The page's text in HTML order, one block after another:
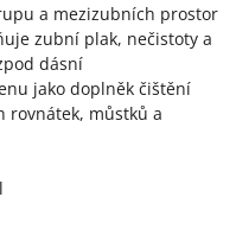
a mezizubních prostor
zubní plak, nečistoty a
dásní
jako doplněk čištění
můstků a